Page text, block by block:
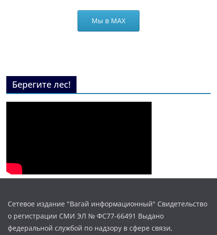
Мы в МАХ
Берегите лес!
Сетевое издание "Вагай информационный" Свидетельство
о регистрации СМИ ЭЛ № ФС77-66491 Выдано
федеральной службой по надзору в сфере связи,